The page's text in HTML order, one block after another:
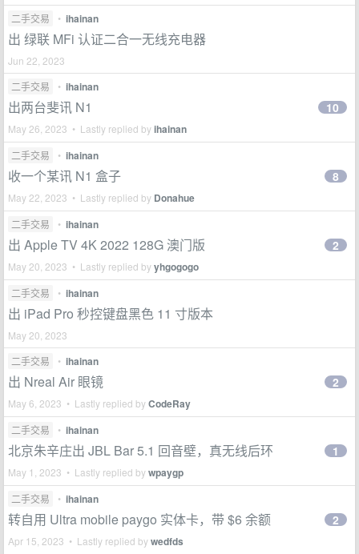
二手交易
• ihainan
出 绿联 MFi 认证二合一无线充电器
Jun 22, 2023
二手交易
• ihainan
出两台斐讯 N1
May 26, 2023 • Lastly replied byihainan
10
二手交易 • ihainan
收一个某讯 N1 盒子
May 22, 2023 • Lastly replied by Donahue
8
二手交易 • ihainan
出 Apple TV 4K 2022 128G 澳门版
May 20, 2023 • Lastly replied byyhgogogo
2
二手交易 • ihainan
出 iPad Pro 秒控键盘黑色 11 寸版本
May 20, 2023
二手交易
• ihainan
出 Nreal Air 眼镜
May 6, 2023 • Lastly replied byCodeRay
2
二手交易 • ihainan
北京朱辛庄出 JBL Bar 5.1 回音壁，真无线后环
May 1, 2023 • Lastly replied bywpaygp
1
二手交易 • ihainan
转自用 Ultra mobile paygo 实体卡，带 $6 余额
Apr 15, 2023 • Lastly replied bywedfds
2